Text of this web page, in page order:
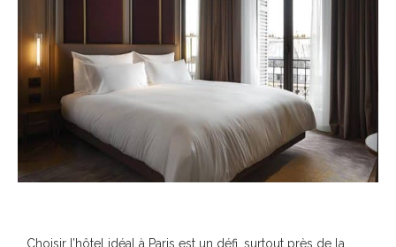
Choisir l’hôtel idéal à Paris est un défi, surtout près de la